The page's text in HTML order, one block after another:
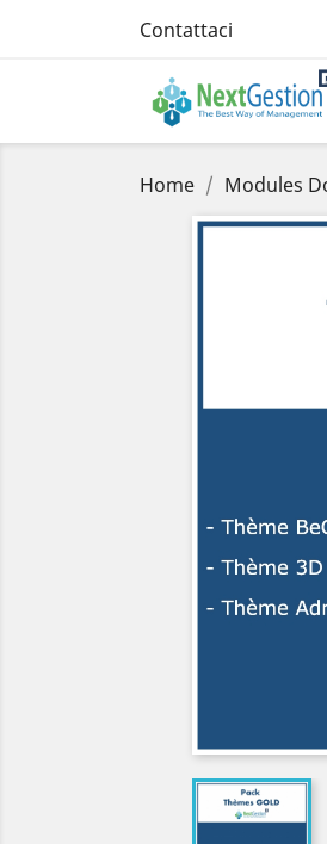
Contattaci
Home Modules